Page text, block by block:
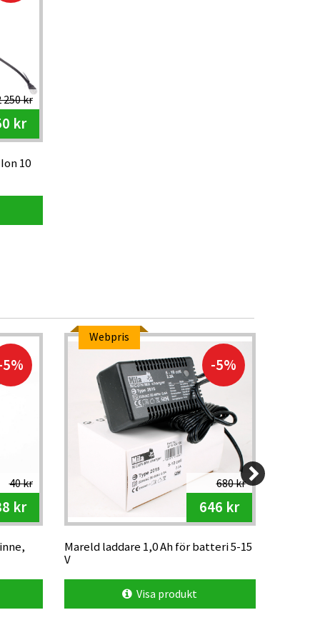
250 kr
kr
10
40 kr
kr
Webpris
-5%
680 kr
646 kr
Mareld laddare 1,0 Ah för batteri 5-15
V
Visa produkt